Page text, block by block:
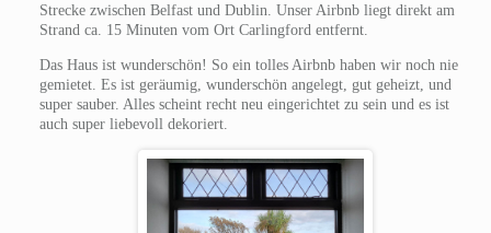
Strecke zwischen Belfast und Dublin. Unser Airbnb liegt direkt am
Strand ca. 15 Minuten vom Ort Carlingford entfernt.
Das Haus ist wunderschön! So ein tolles Airbnb haben wir noch nie
gemietet. Es ist geräumig, wunderschön angelegt, gut geheizt, und
super sauber. Alles scheint recht neu eingerichtet zu sein und es ist
auch super liebevoll dekoriert.